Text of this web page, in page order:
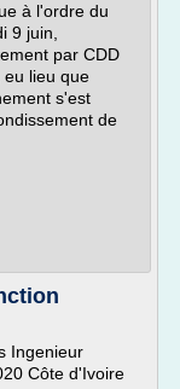
à l'ordre du
9 juin,
par CDD
eu lieu que
s'est
de
Ingenieur
Côte d'Ivoire